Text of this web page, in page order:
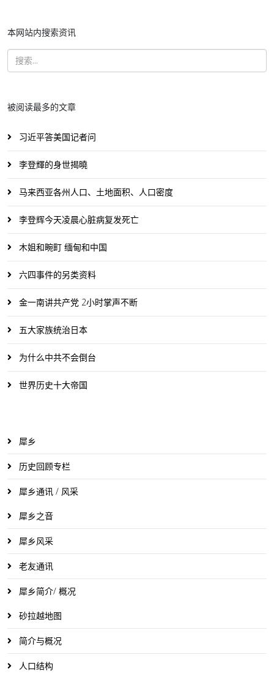
本网站内搜索资讯
被阅读最多的文章
习近平答美国记者问
李登輝的身世揭曉
马来西亚各州人口、土地面积、人口密度
李登辉今天凌晨心脏病复发死亡
木姐和畹町 缅甸和中国
六四事件的另类资料
金一南讲共产党 2小时掌声不断
五大家族统治日本
为什么中共不会倒台
世界历史十大帝国
犀乡
历史回顾专栏
犀乡通讯 / 风采
犀乡之音
犀乡风采
老友通讯
犀乡简介/ 概况
砂拉越地图
简介与概况
人口结构